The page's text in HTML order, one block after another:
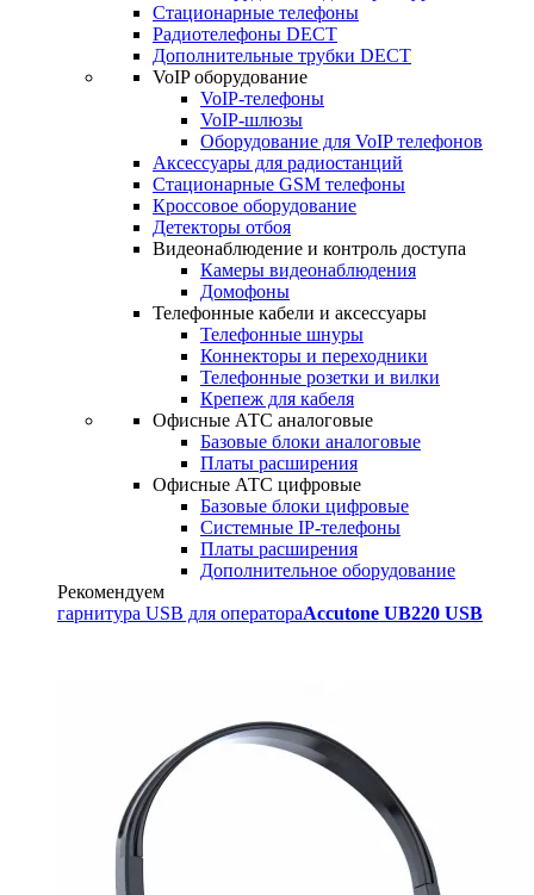
Стационарные телефоны
Радиотелефоны DECT
Дополнительные трубки DECT
VoIP оборудование
VoIP-телефоны
VoIP-шлюзы
Оборудование для VoIP телефонов
Аксессуары для радиостанций
Стационарные GSM телефоны
Кроссовое оборудование
Детекторы отбоя
Видеонаблюдение и контроль доступа
Камеры видеонаблюдения
Домофоны
Телефонные кабели и аксессуары
Телефонные шнуры
Коннекторы и переходники
Телефонные розетки и вилки
Крепеж для кабеля
Офисные АТС аналоговые
Базовые блоки аналоговые
Платы расширения
Офисные АТС цифровые
Базовые блоки цифровые
Системные IP-телефоны
Платы расширения
Дополнительное оборудование
Рекомендуем
гарнитура USB для оператораAccutone UB220 USB